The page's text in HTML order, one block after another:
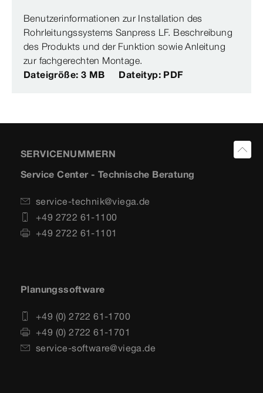
Benutzerinformationen zur Installation des
Rohrleitungssystems Sanpress LF. Beschreibung
des Produkts und der Funktion sowie Anleitung
zur fachgerechten Montage.
Dateigröße: 3 MB
Dateityp: PDF
SERVICENUMMERN
Service Center - Technische Beratung
service-technik@viega.de
+49 2722 61-1100
+49 2722 61-1101
Planungssoftware
+49 (0) 2722 61-1700
+49 (0) 2722 61-1701
service-software@viega.de